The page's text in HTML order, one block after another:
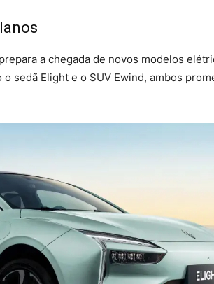
a chegada de novos modelos
sedã Elight e o SUV Ewind, ambos